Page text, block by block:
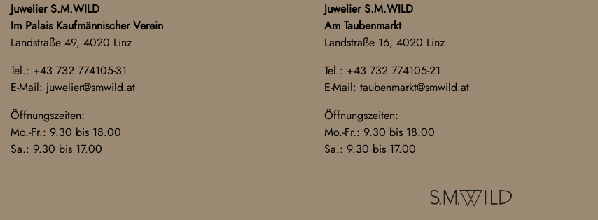
Juwelier S.M.WILD
Im Palais Kaufmännischer Verein
Landstraße 49, 4020 Linz
Tel.: +43 732 774105-31
E-Mail: juwelier@smwild.at
Öffnungszeiten:
Mo.-Fr.: 9.30 bis 18.00
Sa.: 9.30 bis 17.00
Juwelier S.M.WILD
Am Taubenmarkt
Landstraße 16, 4020 Linz
Tel.: +43 732 774105-21
E-Mail: taubenmarkt@smwild.at
Öffnungszeiten:
Mo.-Fr.: 9.30 bis 18.00
Sa.: 9.30 bis 17.00